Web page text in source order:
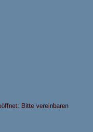
Bitte vereinbaren